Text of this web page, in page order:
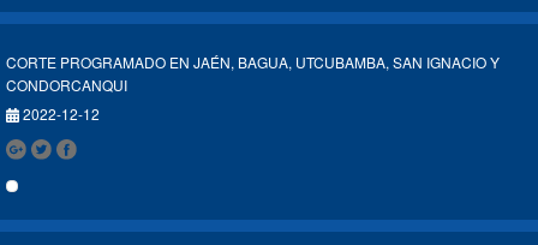
CORTE PROGRAMADO EN JAÉN, BAGUA, UTCUBAMBA, SAN IGNACIO Y
CONDORCANQUI
2022-12-12